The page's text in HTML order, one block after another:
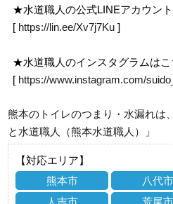
★水道職人の公式LINEアカウント
[ https://lin.ee/Xv7j7Ku ]
★水道職人のインスタグラムはこ
[ https://www.instagram.com/
熊本のトイレのつまり・水漏れは
と水道職人（熊本水道職人）」
【対応エリア】
熊本市
八代市
人吉市
荒尾市